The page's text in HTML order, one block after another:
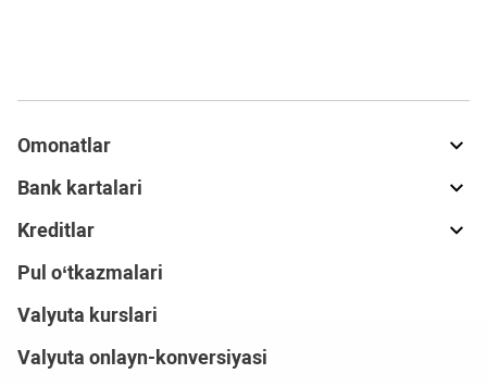
Omonatlar
Bank kartalari
Kreditlar
Pul o‘tkazmalari
Valyuta kurslari
Valyuta onlayn-konversiyasi